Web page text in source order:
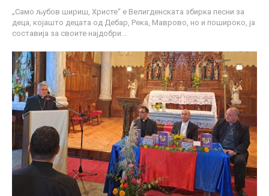
„Само љубов шириш, Христе“ е Велигденската збирка песни за
деца, којашто децата од Дебар, Река, Маврово, но и пошироко, ја
составија за своите најдобри...